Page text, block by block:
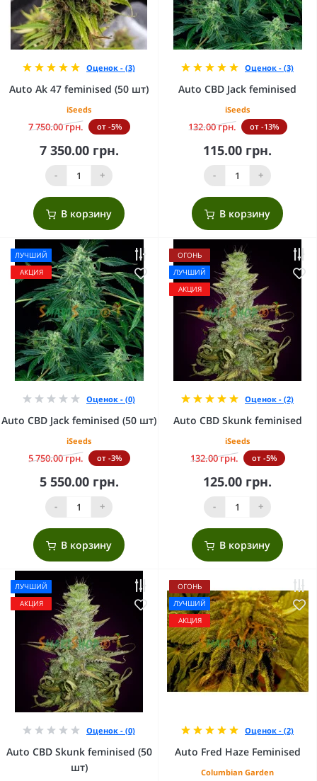
Оценок - (3)
Auto Ak 47 feminised (50 шт)
iSeeds
7 750.00 грн. от -5%
7 350.00 грн.
- +
В корзину
Оценок - (3)
Auto CBD Jack feminised
iSeeds
132.00 грн. от -13%
115.00 грн.
- +
В корзину
ЛУЧШИЙ
АКЦИЯ
Оценок - (0)
Auto CBD Jack feminised (50 шт)
iSeeds
5 750.00 грн. от -3%
5 550.00 грн.
- +
В корзину
ОГОНЬ
ЛУЧШИЙ
АКЦИЯ
Оценок - (2)
Auto CBD Skunk feminised
iSeeds
132.00 грн. от -5%
125.00 грн.
- +
В корзину
ЛУЧШИЙ
АКЦИЯ
Оценок - (0)
Auto CBD Skunk feminised (50
шт)
ОГОНЬ
ЛУЧШИЙ
АКЦИЯ
Оценок - (2)
Auto Fred Haze Feminised
Columbian Garden